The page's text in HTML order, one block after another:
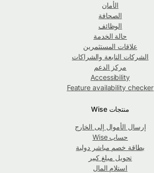
الأمان
الصحافة
الوظائف
حالة الخدمة
علاقات المستثمرين
الشركات التابعة والشراكات
مركز الدعم
Accessibility
Feature availability checker
منتجات Wise
إرسال الأموال إلى الخارج
حساب Wise
بطاقة خصم مباشر دولية
تحويل مبلغ كبير
استلام المال